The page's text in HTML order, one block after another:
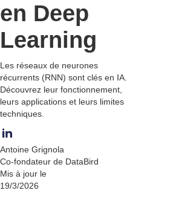
en Deep
Learning
Les réseaux de neurones
récurrents (RNN) sont clés en IA.
Découvrez leur fonctionnement,
leurs applications et leurs limites
techniques.
Antoine Grignola
Co-fondateur de DataBird
Mis à jour le
19/3/2026